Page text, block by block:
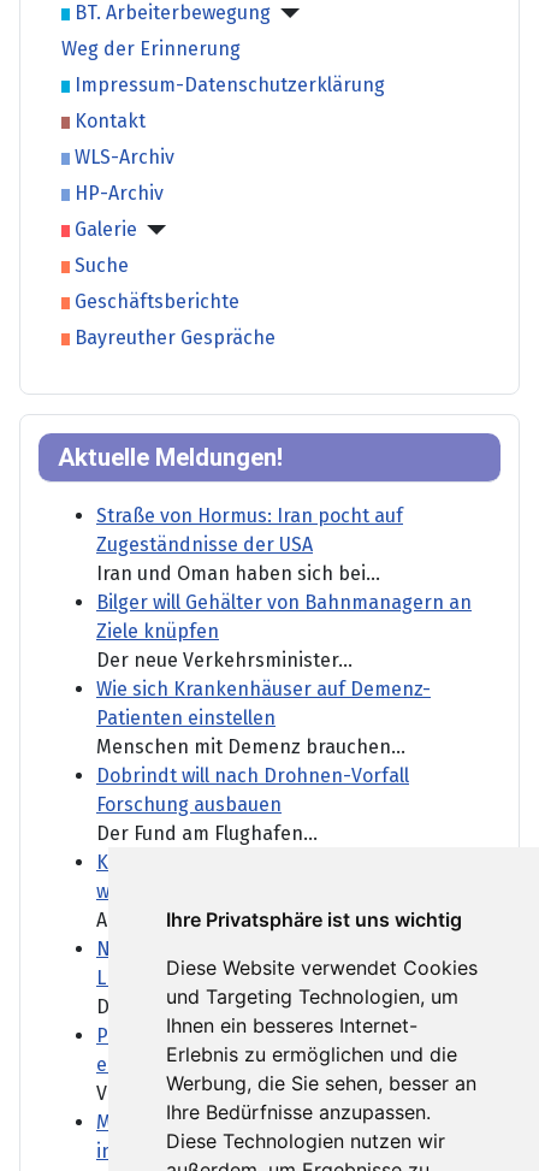
Ihre Privatsphäre ist uns wichtig
Diese Website verwendet Cookies
und Targeting Technologien, um
Ihnen ein besseres Internet-
Erlebnis zu ermöglichen und die
Werbung, die Sie sehen, besser an
Ihre Bedürfnisse anzupassen.
Diese Technologien nutzen wir
BT. Arbeiterbewegung
Weg der Erinnerung
Impressum-Datenschutzerklärung
Kontakt
WLS-Archiv
HP-Archiv
Galerie
Suche
Geschäftsberichte
Bayreuther Gespräche
Aktuelle Meldungen!
Straße von Hormus: Iran pocht auf
Zugeständnisse der USA
Iran und Oman haben sich bei...
Bilger will Gehälter von Bahnmanagern an
Ziele knüpfen
Der neue Verkehrsminister...
Wie sich Krankenhäuser auf Demenz-
Patienten einstellen
Menschen mit Demenz brauchen...
Dobrindt will nach Drohnen-Vorfall
Forschung ausbauen
Der Fund am Flughafen...
Kanadische Provinz British Columbia ruft
wegen Waldbränden Notstand aus
Angefacht durch starke Winde...
Niedrigwasser: Was die Lockerung des
Lkw-Fahrverbots bedeutet
Das Niedrigwasser schränkt...
Paris führt Helmpflicht für E-Roller-Fahrer
ein
Vor allem in Großstädten...
Mutmaßlich ukrainische Drohne explodiert
in Bulgarien